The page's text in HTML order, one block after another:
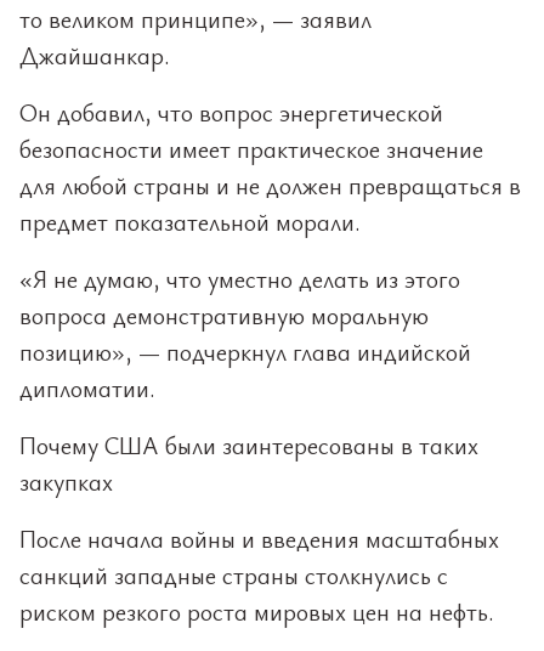
то великом принципе», — заявил
Джайшанкар.
Он добавил, что вопрос энергетической
безопасности имеет практическое значение
для любой страны и не должен превращаться в
предмет показательной морали.
«Я не думаю, что уместно делать из этого
вопроса демонстративную моральную
позицию», — подчеркнул глава индийской
дипломатии.
Почему США были заинтересованы в таких
закупках
После начала войны и введения масштабных
санкций западные страны столкнулись с
риском резкого роста мировых цен на нефть.